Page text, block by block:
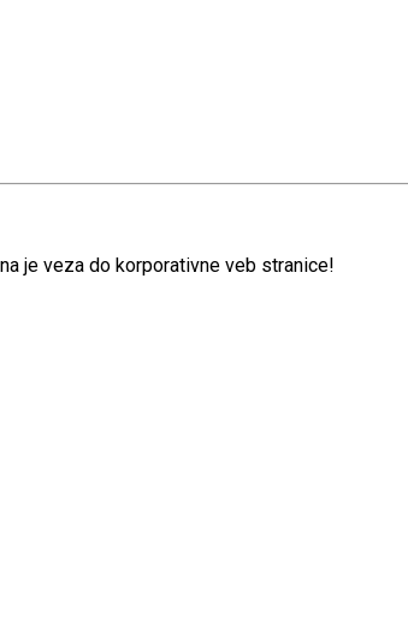
je veza do korporativne veb stranice!